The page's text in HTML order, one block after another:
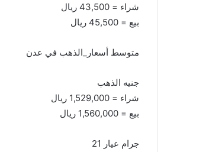
شراء = 43,500 ريال
بيع = 45,500 ريال
متوسط أسعار_الذهب في عدن
جنيه الذهب
شراء = 1,529,000 ريال
بيع = 1,560,000 ريال
جرام عيار 21